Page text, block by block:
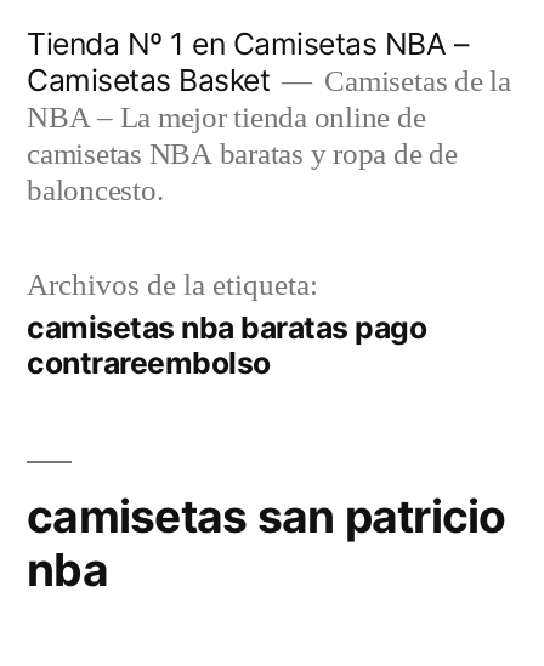
contenido
Tienda Nº 1 en Camisetas NBA –
Camisetas Basket
Camisetas de la
NBA – La mejor tienda online de
camisetas NBA baratas y ropa de de
baloncesto.
Archivos de la etiqueta:
camisetas nba baratas pago
contrareembolso
camisetas san patricio
nba